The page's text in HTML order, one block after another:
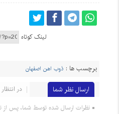
لینک کوتاه
برچسب ها : ذوب اهن اصفهان
ارسال نظر شما
در
نظرات ارسال شده توسط شما، پس از